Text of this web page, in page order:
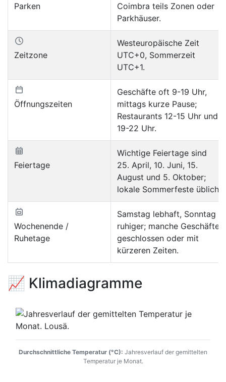
Parken
Coimbra teils Zonen oder
Parkhäuser.
Zeitzone
Westeuropäische Zeit
UTC+0, Sommerzeit
UTC+1.
Öffnungszeiten
Geschäfte oft 9-19 Uhr,
mittags kurze Pause;
Restaurants 12-15 Uhr und
19-22 Uhr.
Feiertage
Wichtige Feiertage sind
25. April, 10. Juni, 15.
August und 5. Oktober;
lokale Sommerfeste üblich.
Wochenende /
Ruhetage
Samstag lebhaft, Sonntag
ruhiger; manche Geschäfte
geschlossen oder mit
kürzeren Zeiten.
📈 Klimadiagramme
Durchschnittliche Temperatur (°C): Jahresverlauf der gemittelten
Temperatur je Monat.